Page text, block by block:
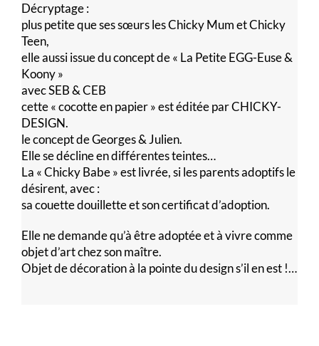
Décryptage :
plus petite que ses sœurs les Chicky Mum et Chicky
Teen,
elle aussi issue du concept de « La Petite EGG-Euse &
Koony »
avec SEB & CEB
cette « cocotte en papier » est éditée par CHICKY-
DESIGN.
le concept de Georges & Julien.
Elle se décline en différentes teintes…
La « Chicky Babe » est livrée, si les parents adoptifs le
désirent, avec :
sa couette douillette et son certificat d’adoption.
Elle ne demande qu’à être adoptée et à vivre comme
objet d’art chez son maître.
Objet de décoration à la pointe du design s’il en est !…